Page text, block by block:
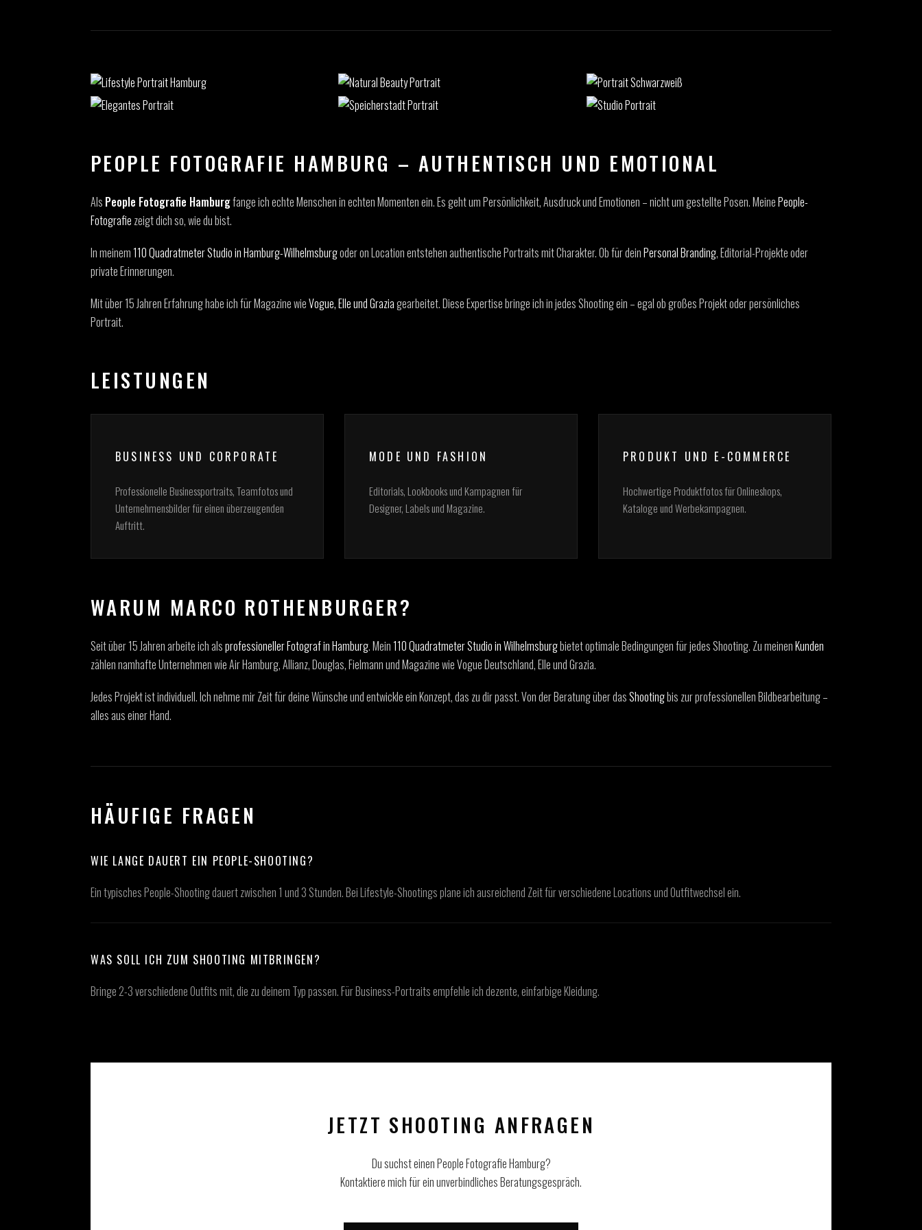
PEOPLE FOTOGRAFIE HAMBURG – AUTHENTISCH UND EMOTIONAL
Als People Fotografie Hamburgfange ich echte Menschen in echten Momenten ein. Es geht um Persönlichkeit, Ausdruck und Emotionen – nicht um gestellte Posen. MeinePeople-
Fotografie zeigt dich so, wie du bist.
In meinem110 Quadratmeter Studio in Hamburg-Wilhelmsburgoder on Location entstehen authentische Portraits mit Charakter. Ob für deinPersonal Branding, Editorial-Projekte oder
private Erinnerungen.
Mit über 15 Jahren Erfahrung habe ich für Magazine wieVogue, Elle und Graziagearbeitet. Diese Expertise bringe ich in jedes Shooting ein – egal ob großes Projekt oder persönliches
Portrait.
LEISTUNGEN
BUSINESS UND CORPORATE
Professionelle Businessportraits, Teamfotos und
Unternehmensbilder für einen überzeugenden
Auftritt.
MODE UND FASHION
Editorials, Lookbooks und Kampagnen für
Designer, Labels und Magazine.
PRODUKT UND E-COMMERCE
Hochwertige Produktfotos für Onlineshops,
Kataloge und Werbekampagnen.
WARUM MARCO ROTHENBURGER?
Seit über 15 Jahren arbeite ich alsprofessioneller Fotograf in Hamburg. Mein110 Quadratmeter Studio in Wilhelmsburgbietet optimale Bedingungen für jedes Shooting. Zu meinenKunden
zählen namhafte Unternehmen wie Air Hamburg, Allianz, Douglas, Fielmann und Magazine wie Vogue Deutschland, Elle und Grazia.
Jedes Projekt ist individuell. Ich nehme mir Zeit für deine Wünsche und entwickle ein Konzept, das zu dir passt. Von der Beratung über dasShootingbis zur professionellen Bildbearbeitung –
alles aus einer Hand.
HÄUFIGE FRAGEN
WIE LANGE DAUERT EIN PEOPLE-SHOOTING?
Ein typisches People-Shooting dauert zwischen 1 und 3 Stunden. Bei Lifestyle-Shootings plane ich ausreichend Zeit für verschiedene Locations und Outfitwechsel ein.
WAS SOLL ICH ZUM SHOOTING MITBRINGEN?
Bringe 2-3 verschiedene Outfits mit, die zu deinem Typ passen. Für Business-Portraits empfehle ich dezente, einfarbige Kleidung.
JETZT SHOOTING ANFRAGEN
Du suchst einen People Fotografie Hamburg?
Kontaktiere mich für ein unverbindliches Beratungsgespräch.